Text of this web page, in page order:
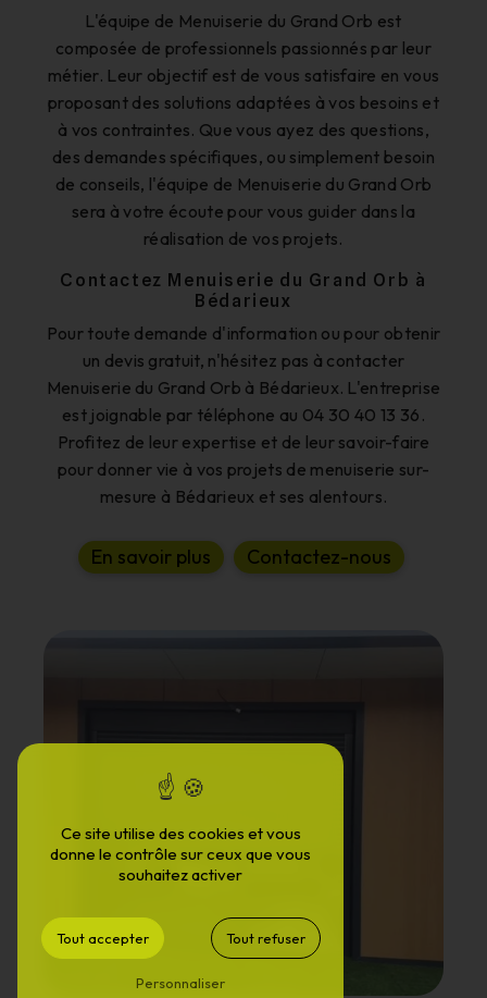
L'équipe de Menuiserie du Grand Orb est
composée de professionnels passionnés par leur
métier. Leur objectif est de vous satisfaire en vous
proposant des solutions adaptées à vos besoins et
à vos contraintes. Que vous ayez des questions,
des demandes spécifiques, ou simplement besoin
de conseils, l'équipe de Menuiserie du Grand Orb
sera à votre écoute pour vous guider dans la
réalisation de vos projets.
Contactez Menuiserie du Grand Orb à
Bédarieux
Pour toute demande d'information ou pour obtenir
un devis gratuit, n'hésitez pas à contacter
Menuiserie du Grand Orb à Bédarieux. L'entreprise
est joignable par téléphone au 04 30 40 13 36.
Profitez de leur expertise et de leur savoir-faire
pour donner vie à vos projets de menuiserie sur-
mesure à Bédarieux et ses alentours.
En savoir plus Contactez-nous
Ce site utilise des cookies et vous
donne le contrôle sur ceux que vous
souhaitez activer
Tout accepter Tout refuser
Personnaliser